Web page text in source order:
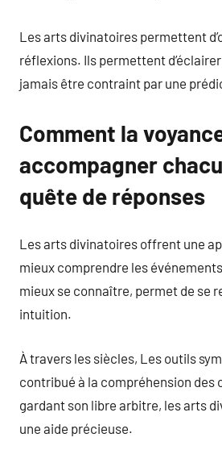
Les arts divinatoires permettent
réflexions. Ils permettent
jamais être contraint par une
Comment la
accompagner
quête de réponses
Les arts divinatoires offrent une
mieux comprendre les
mieux se connaître, permet de se
intuition.
À travers les siècles, Les outils
contribué à la compréhension des
gardant son libre arbitre, les arts
une aide précieuse.